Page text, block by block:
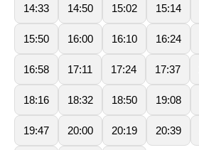
14:33 14:50 15:02 15:14
15:50 16:00 16:10 16:24
16:58 17:11 17:24 17:37
18:16 18:32 18:50 19:08
19:47 20:00 20:19 20:39